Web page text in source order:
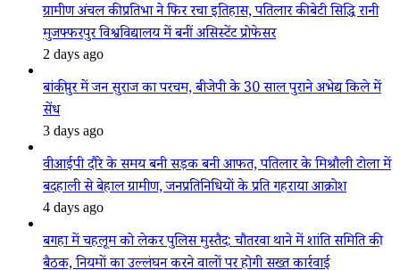
ग्रामीण अंचल की प्रतिभा ने फिर रचा इतिहास, पतिलार की बेटी सिद्धि रानी
मुजफ्फरपुर विश्वविद्यालय में बनीं असिस्टेंट प्रोफेसर
2 days ago
बांकीपुर में जन सुराज का परचम, बीजेपी के 30 साल पुराने अभेद्य किले में
सेंध
3 days ago
वीआईपी दौरे के समय बनी सड़क बनी आफत, पतिलार के मिश्रौली टोला में
बदहाली से बेहाल ग्रामीण, जनप्रतिनिधियों के प्रति गहराया आक्रोश
4 days ago
बगहा में चहलूम को लेकर पुलिस मुस्तैद: चौतरवा थाने में शांति समिति की
बैठक, नियमों का उल्लंघन करने वालों पर होगी सख्त कार्रवाई